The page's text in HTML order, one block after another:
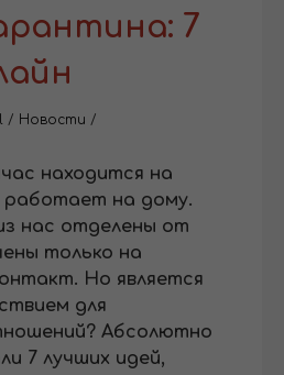
7
/ Новости /
находится на
работает на дому.
нас отделены от
только на
Но является
для
Абсолютно
7 лучших идей,